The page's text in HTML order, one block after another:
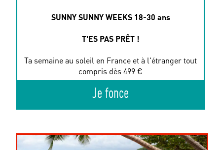
SUNNY SUNNY WEEKS 18-30 ans
T'ES PAS PRÊT !
Ta semaine au soleil en France et à l'étranger tout
compris dès 499 €
Je fonce